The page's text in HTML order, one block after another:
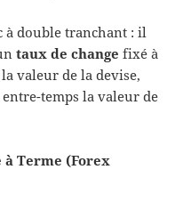
à double tranchant : il
taux de change fixé à
la valeur de la devise,
temps la valeur de
à Terme (Forex